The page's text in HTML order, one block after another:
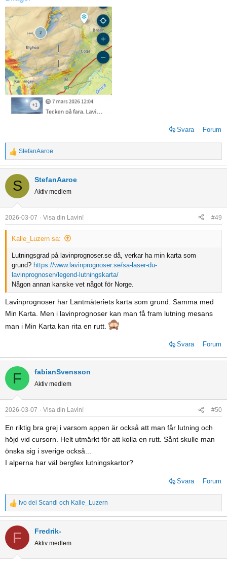
Svara Forum
R
e
a
t
i
o
n
StefanAaroe
S StefanAaroe
Aktiv medlem
2026-03-07 Visa din Lavin! #49
Kalle_Luzern sa:
Lutningsgrad på lavinprognoser.se då, verkar ha min karta som
grund? https://www.lavinprognoser.se/sa-laser-du-
lavinprognosen/legend-lutningskarta/
Någon annan kanske vet något för Norge.
Lavinprognoser har Lantmäteriets karta som grund. Samma med
Min Karta. Men i lavinprognoser kan man få fram lutning mesans
man i Min Karta kan rita en rutt.
Svara Forum
F fabianSvensson
Aktiv medlem
2026-03-07 Visa din Lavin! #50
En riktig bra grej i varsom appen är också att man får lutning och
höjd vid cursorn. Helt utmärkt för att kolla en rutt. Sånt skulle man
önska sig i sverige också...
I alperna har väl bergfex lutningskartor?
Svara Forum
R
e
a
t
i
Ivo del Scandi och Kalle_Luzern
F Fredrik-
Aktiv medlem